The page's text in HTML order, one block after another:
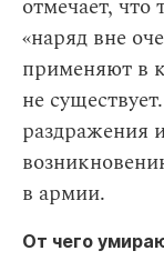
отмечает,
«наряд вне
применяют в
не
раздражения
в армии.
От чего